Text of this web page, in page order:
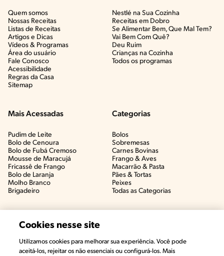
Quem somos
Nossas Receitas
Listas de Receitas​
Artigos e Dicas​
Vídeos & Programas​
Área do usuário
Fale Conosco
Acessibilidade
Regras da Casa
Sitemap
Nestlé na Sua Cozinha
Receitas em Dobro
Se Alimentar Bem, Que Mal Tem?​
Vai Bem Com Quê?​
Deu Ruim​
Crianças na Cozinha​
Todos os programas
Mais Acessadas
Pudim de Leite
Bolo de Cenoura
Bolo de Fubá Cremoso
Mousse de Maracujá
Fricassê de Frango
Bolo de Laranja
Molho Branco
Brigadeiro
Categorias
Bolos
Sobremesas
Carnes Bovinas​
Frango & Aves​
Macarrão & Pasta​
Pães & Tortas​
Peixes
Todas as Categorias
Cookies nesse site
Utilizamos cookies para melhorar sua experiência. Você pode
aceitá-los, rejeitar os não essenciais ou configurá-los. Mais